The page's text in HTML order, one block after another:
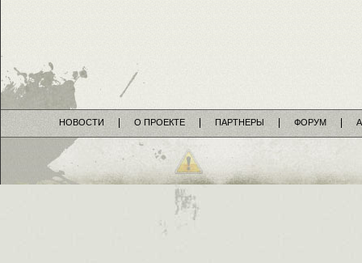
НОВОСТИ О ПРОЕКТЕ ПАРТНЕРЫ ФОРУМ